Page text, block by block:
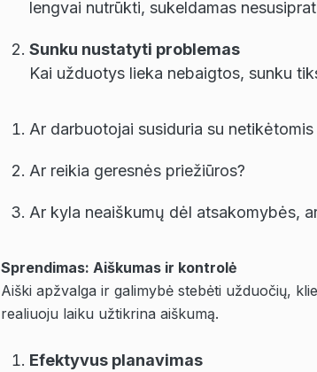
lengvai nutrūkti, sukeldamas
Sunku nustatyti problemas
Kai užduotys lieka nebaigtos, sunku
Ar darbuotojai susiduria su netikėtomis
Ar reikia geresnės priežiūros?
Ar kyla neaiškumų dėl atsakomybės,
Sprendimas: Aiškumas ir kontrolė
Aiški apžvalga ir galimybė stebėti užduočių,
realiuoju laiku užtikrina aiškumą.
Efektyvus planavimas